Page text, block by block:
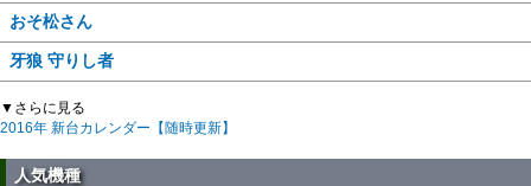
おそ松さん
牙狼 守りし者
▼さらに見る
2016年 新台カレンダー【随時更新】
人気機種